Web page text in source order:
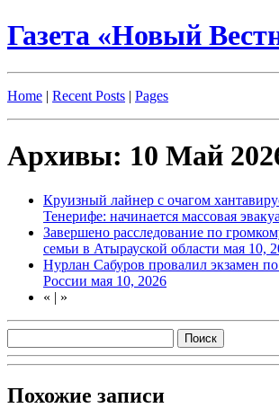
Газета «Новый
Home | Recent Posts | Pages
Архивы: 10 Май
Круизный лайнер с очагом
Тенерифе: начинается массовая
Завершено расследование по
семьи в Атырауской области мая 10,
Нурлан Сабуров провалил экзамен
России мая 10, 2026
« | »
Похожие записи